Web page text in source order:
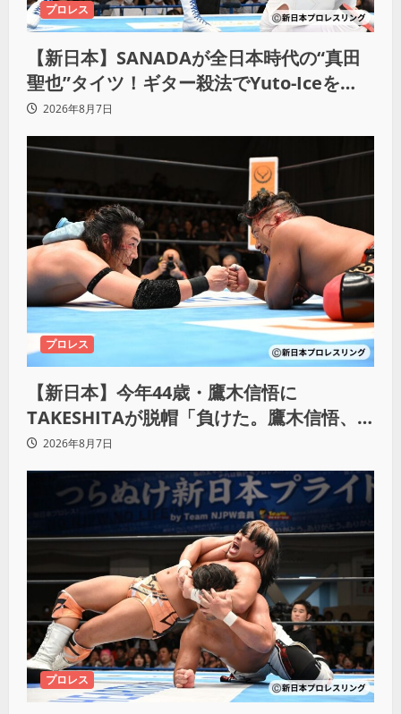
プロレス
【新日本】SANADAが全日本時代の“真田
聖也”タイツ！ギター殺法でYuto-Iceを
KO「俺と闘う時は考えろ。感じるな」
2026年8月7日
プロレス
【新日本】今年44歳・鷹木信悟に
TAKESHITAが脱帽「負けた。鷹木信悟、
強いわ！」
2026年8月7日
プロレス